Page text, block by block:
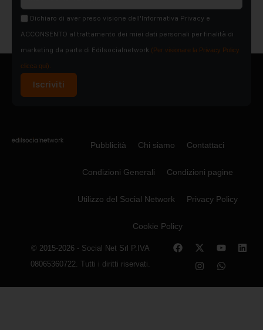
Dichiaro di aver preso visione dell'Informativa Privacy e
ACCONSENTO al trattamento dei miei dati personali per finalità di
marketing da parte di Edilsocialnetwork (Per visionare la Privacy Policy
clicca qui).
Iscriviti
Pubblicità Chi siamo Contattaci
Condizioni Generali Condizioni pagine
Utilizzo del Social Network Privacy Policy
Cookie Policy
© 2015-2026 - Social Net Srl P.IVA
08065360722. Tutti i diritti riservati.